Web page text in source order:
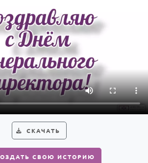
СКАЧАТЬ
СВОЮ ИСТОРИЮ